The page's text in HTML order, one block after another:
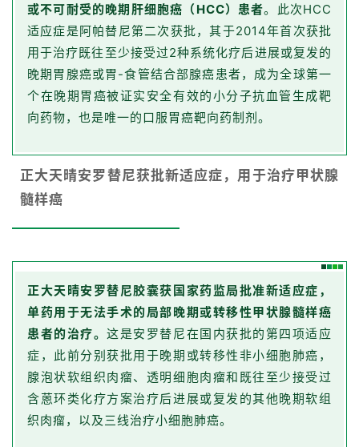
或不可耐受的晚期肝细胞癌（HCC）患者。此次HCC
适应症是阿帕替尼第二次获批，其于2014年首次获批
用于治疗既往至少接受过2种系统化疗后进展或复发的
晚期胃腺癌或胃-食管结合部腺癌患者，成为全球第一
个在晚期胃癌被证实安全有效的小分子抗血管生成靶
向药物，也是唯一的口服胃癌靶向药制剂。
正大天晴安罗替尼获批新适应症，用于治疗甲状腺
髓样癌
正大天晴安罗替尼胶囊获国家药监局批准新适应症，
单药用于无法手术的局部晚期或转移性甲状腺髓样癌
患者的治疗。这是安罗替尼在国内获批的第四项适应
症，此前分别获批用于晚期或转移性非小细胞肺癌，
腺泡状软组织肉瘤、透明细胞肉瘤和既往至少接受过
含蒽环类化疗方案治疗后进展或复发的其他晚期软组
织肉瘤，以及三线治疗小细胞肺癌。